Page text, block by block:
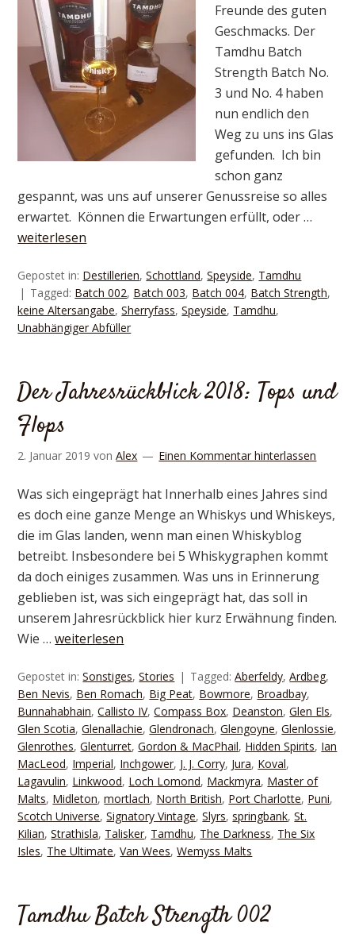
Freunde des guten
Geschmacks. Der
Tamdhu Batch
Strength Batch No.
3 und No. 4 haben
nun endlich den
Weg zu uns ins Glas
gefunden. Ich bin
schon ganz
gespannt, was uns auf unserer Genussreise so alles
erwartet. Können die Erwartungen erfüllt, oder …
weiterlesen
Gepostet in: Destillerien,Schottland,Speyside, Tamdhu
Tagged: Batch 002, Batch 003, Batch 004, Batch Strength,
keine Altersangabe,Sherryfass,Speyside, Tamdhu,
Unabhängiger Abfüller
Der Jahresrückblick 2018: Tops und
Flops
2. Januar 2019 vonAlex Einen Kommentar hinterlassen
Was sich eingeprägt hat Innerhalb eines Jahres sind
es doch eine ganze Menge an Whiskys und Whiskeys,
die im Glas landen, wenn man einen Whiskyblog
betreibt. Insbesondere bei 5 Whiskygraphen kommt
da doch einiges zusammen. Was uns in Erinnerung
geblieben ist, was sich eingeprägt hat, das soll in
unserem Jahresrückblick hier kurz Erwähnung finden.
Wie …weiterlesen
Gepostet in:Sonstiges,Stories Tagged:Aberfeldy,Ardbeg,
Ben Nevis, Ben Romach, Big Peat, Bowmore, Broadbay,
Bunnahabhain,Callisto IV,Compass Box, Deanston,Glen Els,
Glen Scotia,Glenallachie,Glendronach,Glengoyne,Glenlossie,
Glenrothes,Glenturret,Gordon & MacPhail, Hidden Spirits, Ian
MacLeod, Imperial, Inchgower, J. J. Corry, Jura, Koval,
Lagavulin, Linkwood, Loch Lomond, Mackmyra, Master of
Malts, Midleton,mortlach, North British, Port Charlotte, Puni,
Scotch Universe,Signatory Vintage,Slyrs,springbank,St.
Kilian,Strathisla, Talisker, Tamdhu, The Darkness, The Six
Isles, The Ultimate,Van Wees,Wemyss Malts
Tamdhu Batch Strength 002